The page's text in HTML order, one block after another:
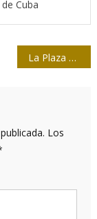
Cuba
La Plaza de San Francisco o de las Palomas
Los